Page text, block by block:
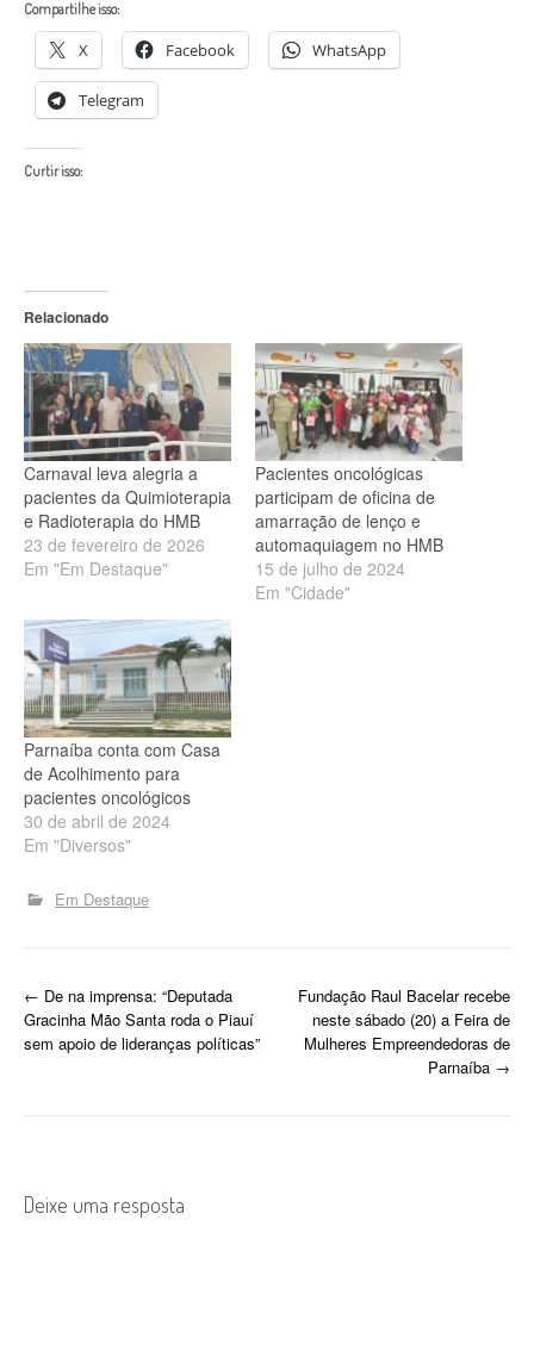
Compartilhe isso:
X Facebook WhatsApp
Telegram
Curtir isso:
Relacionado
Carnaval leva alegria a
pacientes da Quimioterapia
e Radioterapia do HMB
23 de fevereiro de 2026
Em "Em Destaque"
Pacientes oncológicas
participam de oficina de
amarração de lenço e
automaquiagem no HMB
15 de julho de 2024
Em "Cidade"
Parnaíba conta com Casa
de Acolhimento para
pacientes oncológicos
30 de abril de 2024
Em "Diversos"
Em Destaque
P
o
a
← De na imprensa: “Deputada
Gracinha Mão Santa roda o Piauí
sem apoio de lideranças políticas”
Fundação Raul Bacelar recebe
neste sábado (20) a Feira de
Mulheres Empreendedoras de
Parnaíba →
Deixe uma resposta